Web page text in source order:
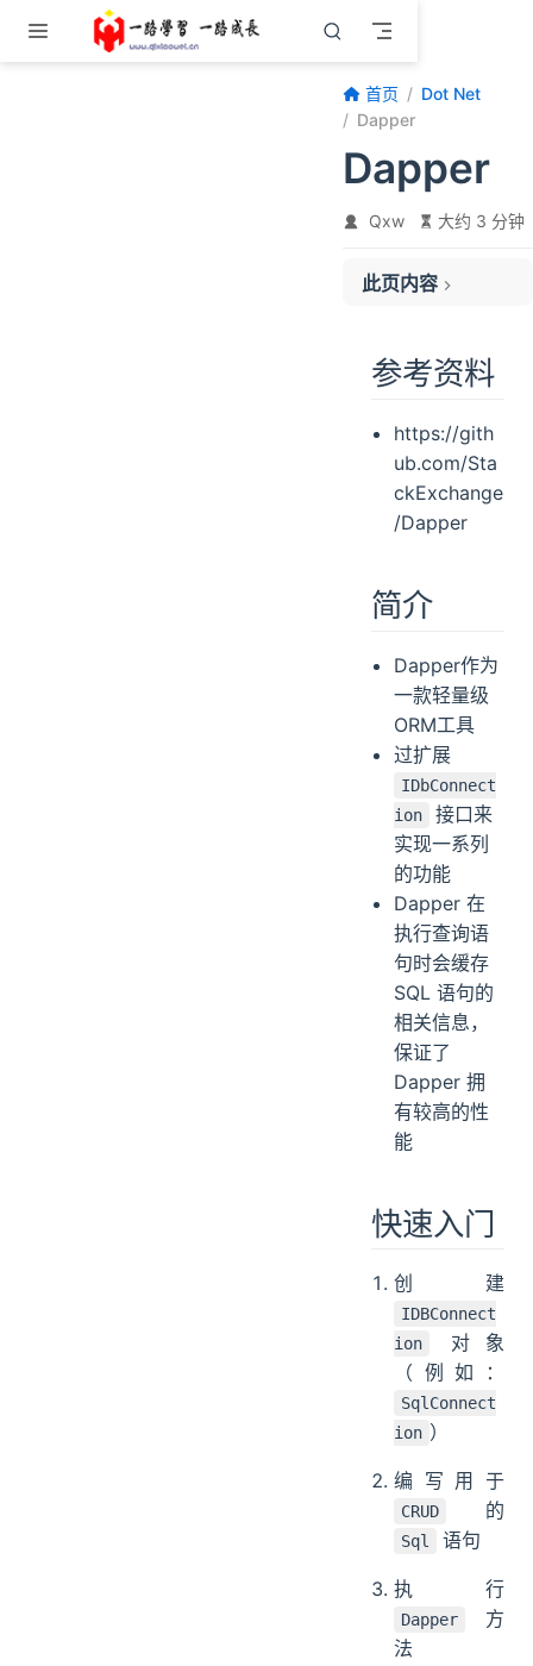
跳至主要內容
首页
Dot Net
Dapper
Dapper
Qxw 大约 3 分钟
此页内容
简介
快速入门
执行 CRUD 操作
新增
执行储存过程操作
参考资料
https://gith
ub.com/Sta
ckExchange
/Dapper
简介
Dapper作为
一款轻量级
ORM工具
过扩展
IDbConnect
ion
接口来
实现一系列
的功能
Dapper 在
执行查询语
句时会缓存
SQL 语句的
相关信息，
保证了
Dapper 拥
有较高的性
能
快速入门
创建
IDBConnect
ion
对象
（例如：
SqlConnect
ion ）
编写用于
CRUD 的
Sql 语句
执行
Dapper
方
法